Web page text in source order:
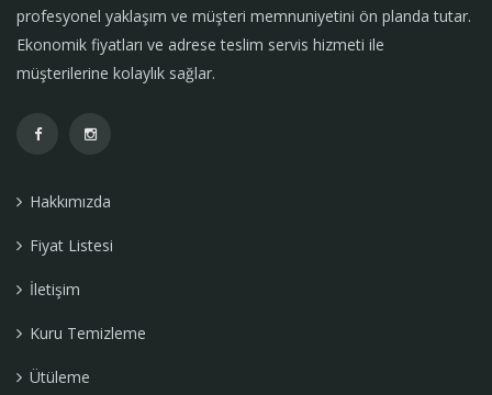
profesyonel yaklaşım ve müşteri memnuniyetini ön planda tutar.
Ekonomik fiyatları ve adrese teslim servis hizmeti ile
müşterilerine kolaylık sağlar.
Hakkımızda
Fiyat Listesi
İletişim
Kuru Temizleme
Ütüleme